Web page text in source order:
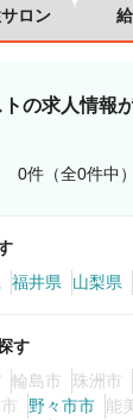
市区町村を選
フ
員
ロン
の求人情報
0件（全0件中）
福井県 山梨県
す
輪島市 珠洲市
野々市市
能